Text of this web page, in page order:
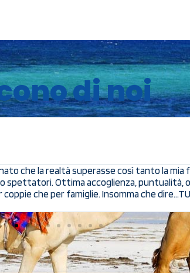
di noi
grazie alla Cimo Service per avermi
siamo riusciti ad ammirare la vera realtà
staccato la spina dal mondo. Grazie